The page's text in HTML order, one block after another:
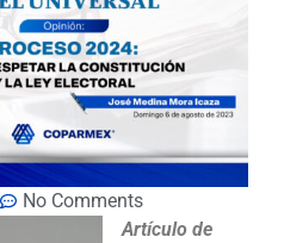
No Comments
Artículo de